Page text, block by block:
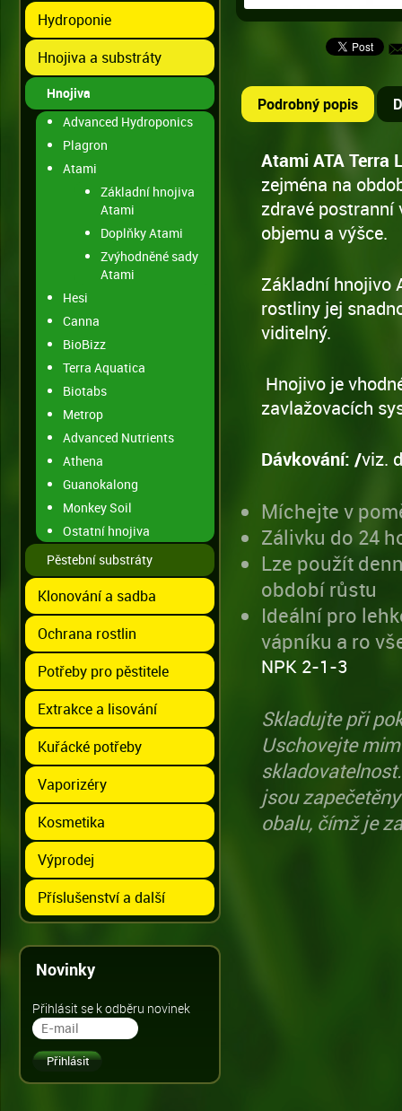
Hydroponie
Hnojiva a substráty
Hnojiva
Advanced Hydroponics
Plagron
Atami
Základní hnojiva
Atami
Doplňky Atami
Zvýhodněné sady
Atami
Hesi
Canna
BioBizz
Terra Aquatica
Biotabs
Metrop
Advanced Nutrients
Athena
Guanokalong
Monkey Soil
Ostatní hnojiva
Pěstební substráty
Klonování a sadba
Ochrana rostlin
Potřeby pro pěstitele
Extrakce a lisování
Kuřácké potřeby
Vaporizéry
Kosmetika
Výprodej
Příslušenství a další
Novinky
Přihlásit se k odběru novinek
Podrobný popis
Atami ATA Terra
zejména na
zdravé postranní
objemu a výšce.
Základní hnojivo
rostliny jej
viditelný.
Hnojivo je
zavlažovacích
Dávkování: /viz.
Míchejte v
Zálivku do 24
Lze použít
období růstu
Ideální pro
vápníku a ro
NPK 2-1-3
Skladujte při
Uschovejte
jsou
obalu, čímž je